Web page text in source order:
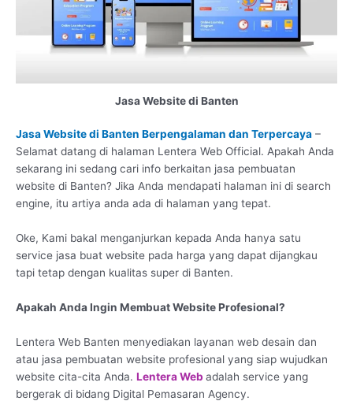
Jasa Website di Banten
Jasa Website di Banten Berpengalaman dan Terpercaya –
Selamat datang di halaman Lentera Web Official. Apakah Anda
sekarang ini sedang cari info berkaitan jasa pembuatan
website di Banten? Jika Anda mendapati halaman ini di search
engine, itu artiya anda ada di halaman yang tepat.
Oke, Kami bakal menganjurkan kepada Anda hanya satu
service jasa buat website pada harga yang dapat dijangkau
tapi tetap dengan kualitas super di Banten.
Apakah Anda Ingin Membuat Website Profesional?
Lentera Web Banten menyediakan layanan web desain dan
atau jasa pembuatan website profesional yang siap wujudkan
website cita-cita Anda. Lentera Web adalah service yang
bergerak di bidang Digital Pemasaran Agency.